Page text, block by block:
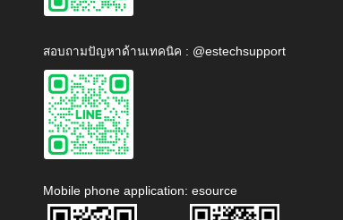
สอบถามปัญหาด้านเทคนิค : @estechsupport
Mobile phone application: esource